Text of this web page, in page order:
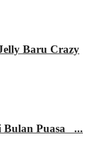
Baru Crazy
Bulan Puasa ...